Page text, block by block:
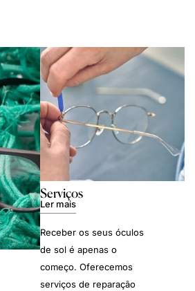
Serviços
Ler mais
Receber os seus óculos
de sol é apenas o
começo. Oferecemos
serviços de reparação